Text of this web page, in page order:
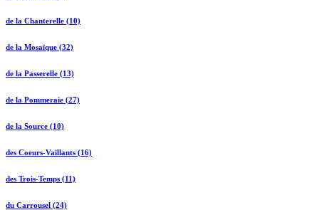
de la Chanterelle (10)
de la Mosaïque (32)
de la Passerelle (13)
de la Pommeraie (27)
de la Source (10)
des Coeurs-Vaillants (16)
des Trois-Temps (11)
du Carrousel (24)